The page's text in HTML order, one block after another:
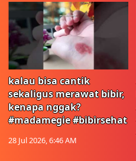
kalau bisa cantik
sekaligus merawat bibir,
kenapa nggak?
#madamegie #bibirsehat
28 Jul 2026, 6:46 AM